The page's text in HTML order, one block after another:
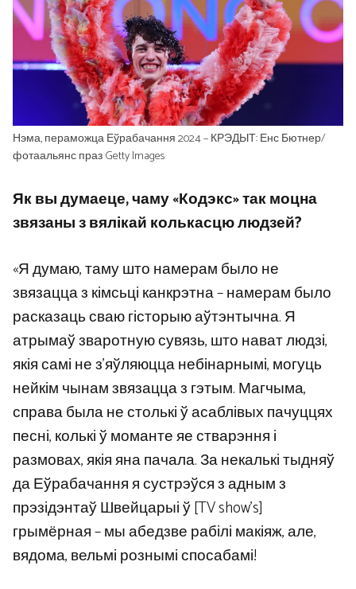
Нэма, пераможца Еўрабачання 2024 – КРЭДЫТ: Енс Бютнер/
фотаальянс праз Getty Images
Як вы думаеце, чаму «Кодэкс» так моцна
звязаны з вялікай колькасцю людзей?
«Я думаю, таму што намерам было не
звязацца з кімсьці канкрэтна – намерам было
расказаць сваю гісторыю аўтэнтычна. Я
атрымаў зваротную сувязь, што нават людзі,
якія самі не з’яўляюцца небінарнымі, могуць
нейкім чынам звязацца з гэтым. Магчыма,
справа была не столькі ў асаблівых пачуццях
песні, колькі ў моманте яе стварэння і
размовах, якія яна пачала. За некалькі тыдняў
да Еўрабачання я сустрэўся з адным з
прэзідэнтаў Швейцарыі ў [TV show’s]
грымёрная – мы абедзве рабілі макіяж, але,
вядома, вельмі рознымі спосабамі!